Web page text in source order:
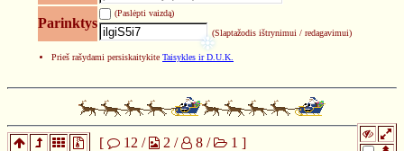
Parinktys
(Paslėpti vaizdą)
(Slaptažodis ištrynimui / redagavimui)
Prieš rašydami persiskaitykite Taisykles ir D.U.K.
❉
[ 12 / 2 / 8 / 1 ]